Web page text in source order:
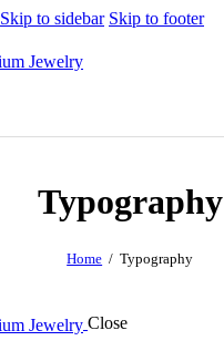
Skip to sidebar Skip to footer
Typography
Home Typography
Close